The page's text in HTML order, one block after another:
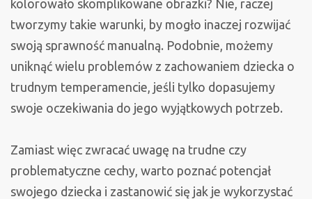
kolorowało skomplikowane obrazki? Nie, raczej
tworzymy takie warunki, by mogło inaczej rozwijać
swoją sprawność manualną. Podobnie, możemy
uniknąć wielu problemów z zachowaniem dziecka o
trudnym temperamencie, jeśli tylko dopasujemy
swoje oczekiwania do jego wyjątkowych potrzeb.
Zamiast więc zwracać uwagę na trudne czy
problematyczne cechy, warto poznać potencjał
swojego dziecka i zastanowić się jak je wykorzystać